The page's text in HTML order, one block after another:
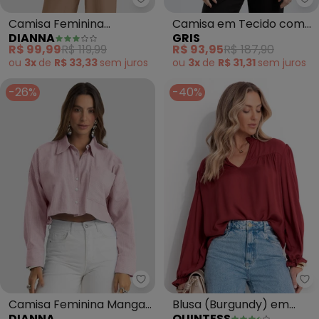
Dianna - Camisa Feminina
Camisa Feminina
Oversized em Tecido
(Marrom)
DIANNA
R$ 99,99R$ 119,99
ou 3x de R$ 33,33 sem juros
Camisa em Tecido com
Linho (Cinza)
GRIS
R$ 93,95R$ 187,90
ou 3x de R$ 31,31 sem juros
-26%
Dianna - Camisa Feminina
Camisa Feminina Manga
-40%
Blusa (Burgundy) em